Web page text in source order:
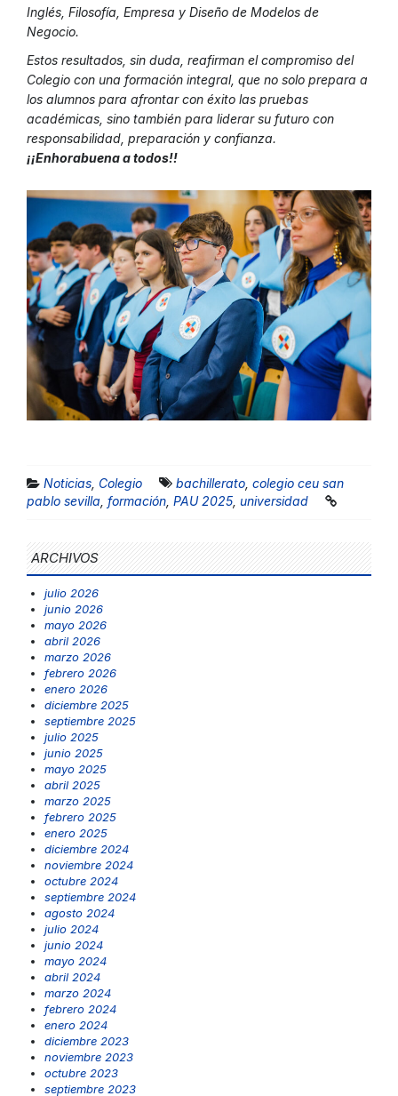
Inglés, Filosofía, Empresa y Diseño de Modelos de
Negocio.
Estos resultados, sin duda, reafirman el compromiso del
Colegio con una formación integral, que no solo prepara a
los alumnos para afrontar con éxito las pruebas
académicas, sino también para liderar su futuro con
responsabilidad, preparación y confianza.
¡¡Enhorabuena a todos!!
Noticias Colegio bachillerato colegio ceu san
pablo sevilla formación PAU 2025 universidad
ARCHIVOS
julio 2026
junio 2026
mayo 2026
abril 2026
marzo 2026
febrero 2026
enero 2026
diciembre 2025
septiembre 2025
julio 2025
junio 2025
mayo 2025
abril 2025
marzo 2025
febrero 2025
enero 2025
diciembre 2024
noviembre 2024
octubre 2024
septiembre 2024
agosto 2024
julio 2024
junio 2024
mayo 2024
abril 2024
marzo 2024
febrero 2024
enero 2024
diciembre 2023
noviembre 2023
octubre 2023
septiembre 2023